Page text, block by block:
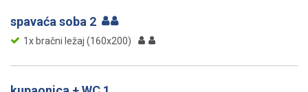
spavaća soba 2
1x bračni ležaj (160x200)